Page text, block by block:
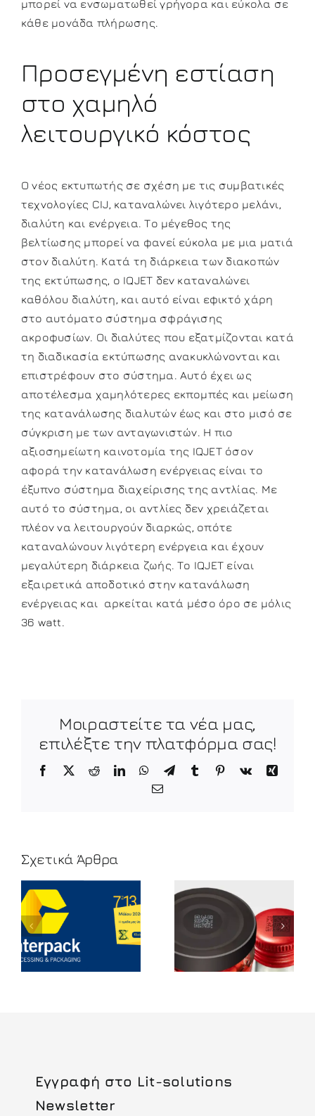
μπορεί να ενσωματωθεί γρήγορα και εύκολα σε
κάθε μονάδα πλήρωσης.
Προσεγμένη εστίαση
στο χαμηλό
λειτουργικό κόστος
Ο νέος εκτυπωτής σε σχέση με τις συμβατικές
τεχνολογίες CIJ, καταναλώνει λιγότερο μελάνι,
διαλύτη και ενέργεια. Το μέγεθος της
βελτίωσης μπορεί να φανεί εύκολα με μια ματιά
στον διαλύτη. Κατά τη διάρκεια των διακοπών
της εκτύπωσης, ο IQJET δεν καταναλώνει
καθόλου διαλύτη, και αυτό είναι εφικτό χάρη
στο αυτόματο σύστημα σφράγισης
ακροφυσίων. Οι διαλύτες που εξατμίζονται κατά
τη διαδικασία εκτύπωσης ανακυκλώνονται και
επιστρέφουν στο σύστημα. Αυτό έχει ως
αποτέλεσμα χαμηλότερες εκπομπές και μείωση
της κατανάλωσης διαλυτών έως και στο μισό σε
σύγκριση με των ανταγωνιστών. Η πιο
αξιοσημείωτη καινοτομία της IQJET όσον
αφορά την κατανάλωση ενέργειας είναι το
έξυπνο σύστημα διαχείρισης της αντλίας. Με
αυτό το σύστημα, οι αντλίες δεν χρειάζεται
πλέον να λειτουργούν διαρκώς, οπότε
καταναλώνουν λιγότερη ενέργεια και έχουν
μεγαλύτερη διάρκεια ζωής. Το IQJET είναι
εξαιρετικά αποδοτικό στην κατανάλωση
ενέργειας και αρκείται κατά μέσο όρο σε μόλις
36 watt.
Μοιραστείτε τα νέα μας,
επιλέξτε την πλατφόρμα σας!
Facebook
X RedditLinkedInWhatsApp
TelegramTumblr Pinterest
Vk
Xing
Email
Σχετικά Άρθρα
Splitting 2D
Codes
GS1 Sunrise
2027
Εγγραφή στο Lit-solutions
Newsletter